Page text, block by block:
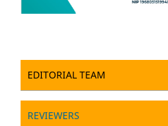
EDITORIAL TEAM
REVIEWERS